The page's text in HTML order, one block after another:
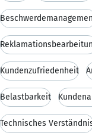
Kundenzufriedenheit
Belastbarkeit
Technisches